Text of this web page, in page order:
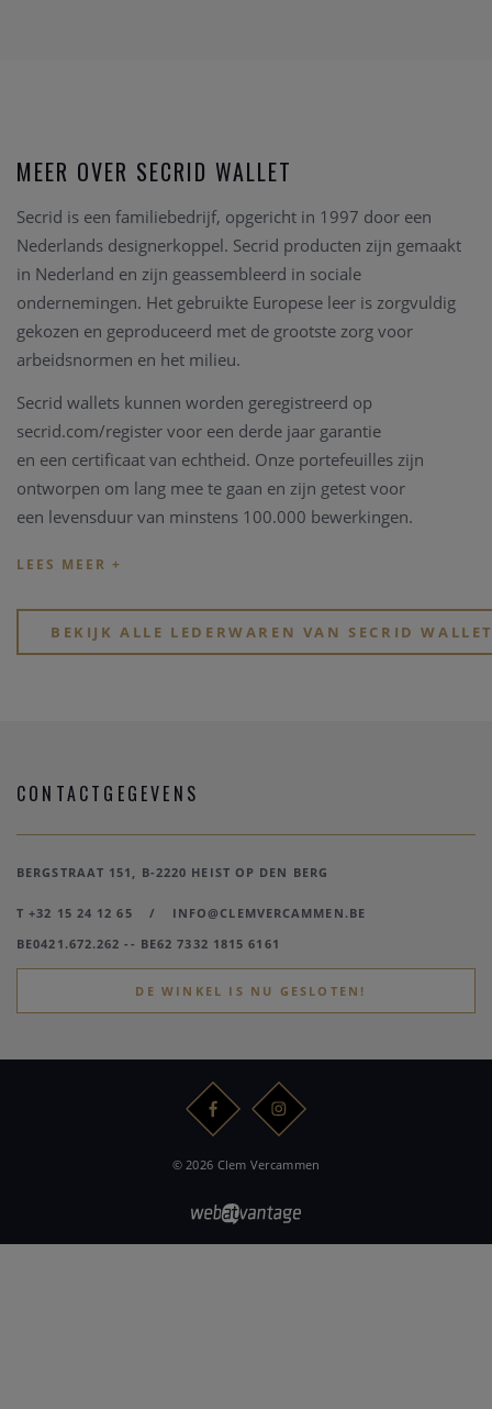
MEER OVER SECRID WALLET
Secrid is een familiebedrijf, opgericht in 1997 door een
Nederlands designerkoppel. Secrid producten zijn gemaakt
in Nederland en zijn geassembleerd in sociale
ondernemingen. Het gebruikte Europese leer is zorgvuldig
gekozen en geproduceerd met de grootste zorg voor
arbeidsnormen en het milieu.
Secrid wallets kunnen worden geregistreerd op
secrid.com/register voor een derde jaar garantie
en een certificaat van echtheid. Onze portefeuilles zijn
ontworpen om lang mee te gaan en zijn getest voor
een levensduur van minstens 100.000 bewerkingen.
De originele Cardprotector werd gelanceerd in 2009 en
Cardprotector beschermt kaarten tegen buigen en breken.
Door het gebruik van aluminium beschermt deze ook tegen
BEKIJK ALLE LEDERWAREN VAN SECRID
CONTACTGEGEVENS
BERGSTRAAT 151, B-2220 HEIST OP DEN BERG
T +32 15 24 12 65 /
INFO@CLEMVERCAMMEN.BE
BE0421.672.262 -- BE62 7332 1815 6161
DE WINKEL IS NU GESLOTEN!
© 2026 Clem Vercammen